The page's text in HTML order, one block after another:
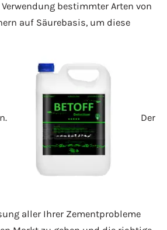
bestimmter Arten von
auf Säurebasis, um diese
Der
aller Ihrer Zementprobleme